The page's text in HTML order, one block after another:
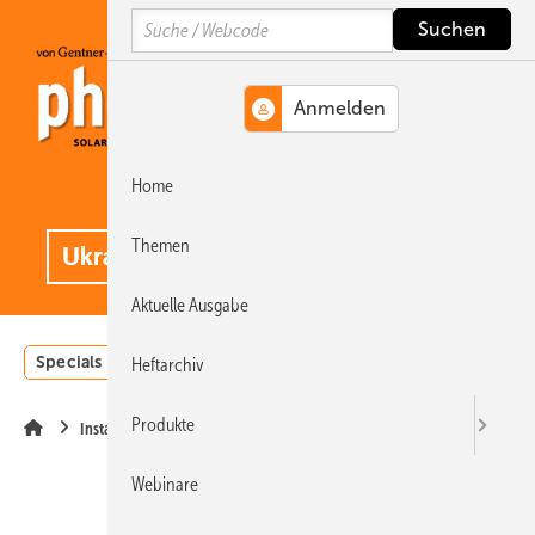
Hauptinhalt
Hauptmenü
SiteSearch
Specials Einstrahlungsatlas
Installation
Search
Home
Themen
Aktuelle Ausgabe
Heftarchiv
Produkte
Webinare